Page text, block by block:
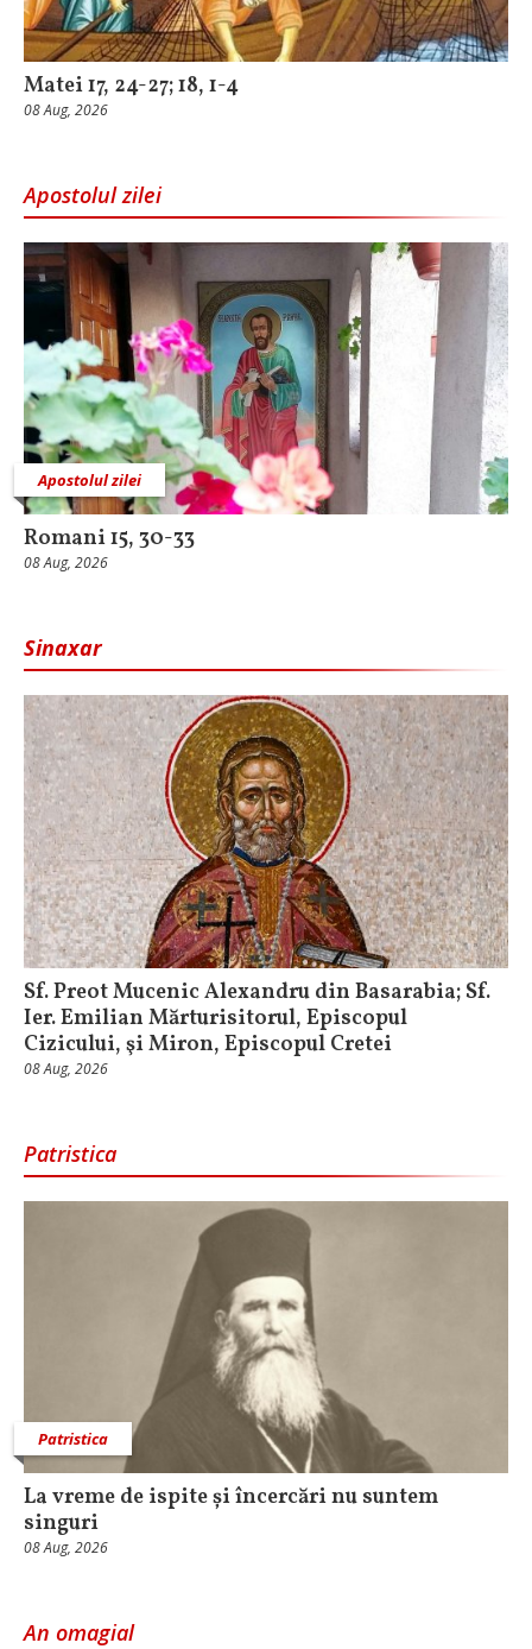
Matei 17, 24-27; 18, 1-4
08 Aug, 2026
Apostolul zilei
Apostolul zilei
Romani 15, 30-33
08 Aug, 2026
Sinaxar
Sf. Preot Mucenic Alexandru din Basarabia; Sf.
Ier. Emilian Mărturisitorul, Episcopul
Cizicului, şi Miron, Episcopul Cretei
08 Aug, 2026
Patristica
Patristica
La vreme de ispite și încercări nu suntem
singuri
08 Aug, 2026
An omagial